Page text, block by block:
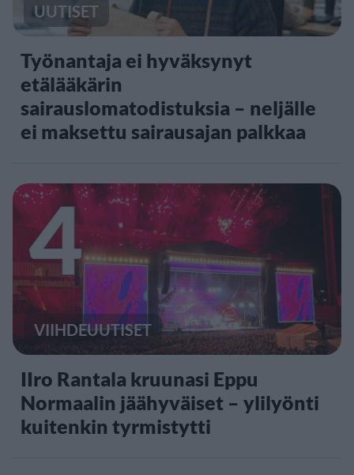
UUTISET
Työnantaja ei hyväksynyt
etälääkärin
sairauslomatodistuksia – neljälle
ei maksettu sairausajan palkkaa
4
VIIHDEUUTISET
IIro Rantala kruunasi Eppu
Normaalin jäähyväiset – ylilyönti
kuitenkin tyrmistytti